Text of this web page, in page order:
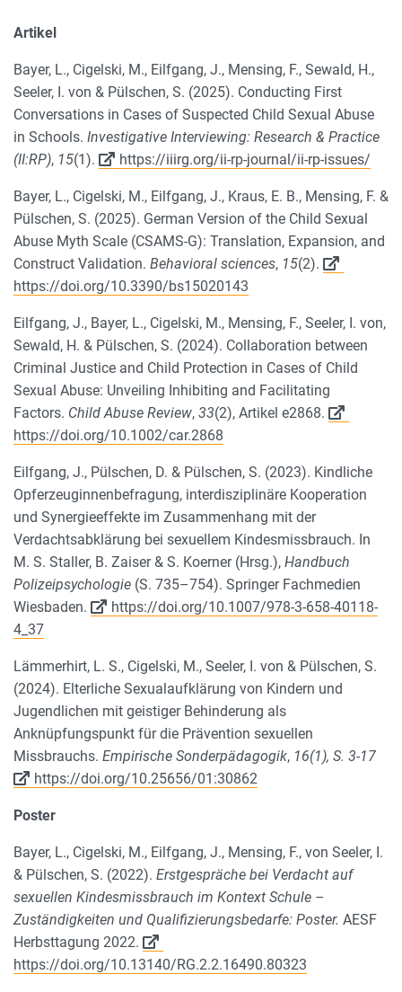
Artikel
Bayer, L., Cigelski, M., Eilfgang, J., Mensing, F., Sewald, H.,
Seeler, I. von & Pülschen, S. (2025). Conducting First
Conversations in Cases of Suspected Child Sexual Abuse
in Schools. Investigative Interviewing: Research & Practice
(II:RP), 15(1). https://iiirg.org/ii-rp-journal/ii-rp-issues/
Bayer, L., Cigelski, M., Eilfgang, J., Kraus, E. B., Mensing, F. &
Pülschen, S. (2025). German Version of the Child Sexual
Abuse Myth Scale (CSAMS-G): Translation, Expansion, and
Construct Validation. Behavioral sciences, 15(2).
https://doi.org/10.3390/bs15020143
Eilfgang, J., Bayer, L., Cigelski, M., Mensing, F., Seeler, I. von,
Sewald, H. & Pülschen, S. (2024). Collaboration between
Criminal Justice and Child Protection in Cases of Child
Sexual Abuse: Unveiling Inhibiting and Facilitating
Factors. Child Abuse Review, 33(2), Artikel e2868.
https://doi.org/10.1002/car.2868
Eilfgang, J., Pülschen, D. & Pülschen, S. (2023). Kindliche
Opferzeuginnenbefragung, interdisziplinäre Kooperation
und Synergieeffekte im Zusammenhang mit der
Verdachtsabklärung bei sexuellem Kindesmissbrauch. In
M. S. Staller, B. Zaiser & S. Koerner (Hrsg.), Handbuch
Polizeipsychologie (S. 735–754). Springer Fachmedien
Wiesbaden.
https://doi.org/10.1007/978-3-658-40118-
4_37
Lämmerhirt, L. S., Cigelski, M., Seeler, I. von & Pülschen, S.
(2024). Elterliche Sexualaufklärung von Kindern und
Jugendlichen mit geistiger Behinderung als
Anknüpfungspunkt für die Prävention sexuellen
Missbrauchs. Empirische Sonderpädagogik, 16(1), S. 3-17
https://doi.org/10.25656/01:30862
Poster
Bayer, L., Cigelski, M., Eilfgang, J., Mensing, F., von Seeler, I.
& Pülschen, S. (2022). Erstgespräche bei Verdacht auf
sexuellen Kindesmissbrauch im Kontext Schule –
Zuständigkeiten und Qualifizierungsbedarfe: Poster. AESF
Herbsttagung 2022.
https://doi.org/10.13140/RG.2.2.16490.80323